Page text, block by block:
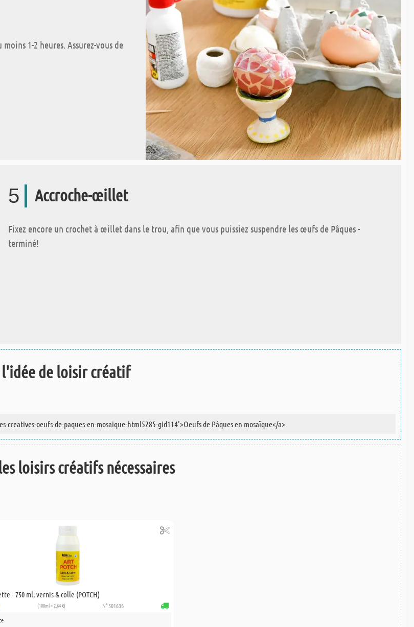
1-2 heures. Assurez-vous de
5 Accroche-œillet
Fixez encore un crochet à œillet dans le trou, afin que vous puissiez suspendre les œufs de Pâques -
terminé!
l'idée de loisir créatif
loisirs créatifs nécessaires
- 750 ml, vernis & colle (POTCH)
(100ml = 2,64 €) N° 501636